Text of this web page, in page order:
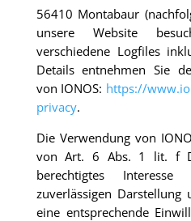
56410 Montabaur
unsere Website
verschiedene Logfiles
Details entnehmen Sie
von IONOS: https://
privacy.
Die Verwendung von
von Art. 6 Abs. 1 lit. f
berechtigtes
zuverlässigen Darstellung
eine entsprechende